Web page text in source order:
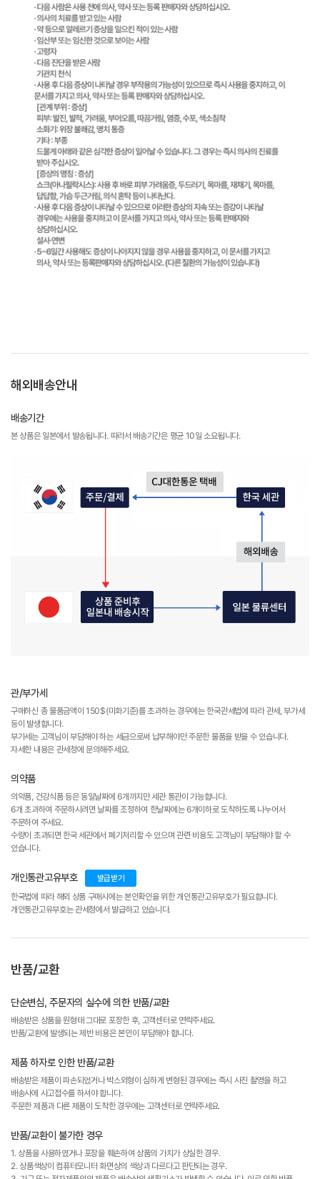
해외배송안내
배송기간
본 상품은 일본에서 발송됩니다. 따라서 배송기간은 평균 10일 소요됩니다.
관/부가세
구매하신 총 물품금액이 150$(미화기준)를 초과하는 경우에는 한국관세법에 따라 관세, 부가세
등이 발생합니다.
부가세는 고객님이 부담해야 하는 세금으로써 납부해야만 주문한 물품을 받을 수 있습니다.
자세한 내용은 관세청에 문의해주세요.
의약품
의약품, 건강식품 등은 동일날짜에 6개까지만 세관 통관이 가능합니다.
6개 초과하여 주문하시려면 날짜를 조정하여 한날짜에는 6개이하로 도착하도록 나누어서
주문하여 주세요.
수량이 초과되면 한국 세관에서 폐기처리할 수 있으며 관련 비용도 고객님이 부담해야 할 수
있습니다.
개인통관고유부호 발급받기
한국법에 따라 해외 상품 구매시에는 본인확인을 위한 개인통관고유부호가 필요합니다.
개인통관고유부호는 관세청에서 발급하고 있습니다.
반품/교환
단순변심, 주문자의 실수에 의한 반품/교환
배송받은 상품을 원형태 그대로 포장한 후, 고객센터로 연락주세요.
반품/교환에 발생되는 제반 비용은 본인이 부담해야 합니다.
제품 하자로 인한 반품/교환
배송받은 제품이 파손되었거나 박스외형이 심하게 변형된 경우에는 즉시 사진 촬영을 하고
배송사에 사고접수를 하셔야 합니다.
주문한 제품과 다른 제품이 도착한 경우에는 고객센터로 연락주세요.
반품/교환이 불가한 경우
1. 상품을 사용하였거나 포장을 훼손하여 상품의 가치가 상실한 경우.
2. 상품색상이 컴퓨터모니터 화면상의 색상과 다르다고 판단되는 경우.